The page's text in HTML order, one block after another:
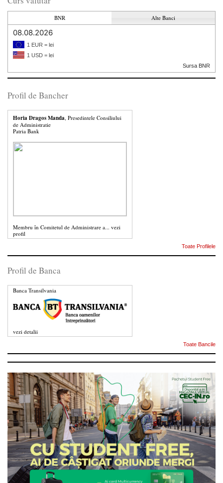
BNR Alte Banci
08.08.2026
1 EUR = lei
1 USD = lei
Sursa BNR
Profil de Bancher
Horia Dragos Manda , Presedintele Consiliului
de Administratie
Patria Bank
Membru în Comitetul de Administrare a... vezi
profil
Toate Profilele
Profil de Banca
Banca Transilvania
vezi detalii
Toate Bancile